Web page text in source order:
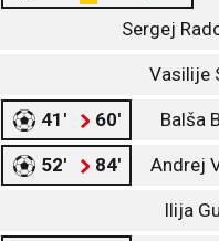
Sergej
Vasilije
41' 60' Balša
52' 84' Andrej
Ilija